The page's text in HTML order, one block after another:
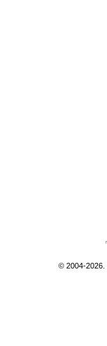
© 2004-2026.